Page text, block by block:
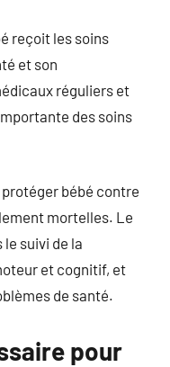
reçoit les soins
et son
réguliers et
des soins
bébé contre
mortelles. Le
suivi de la
et cognitif, et
de santé.
pour